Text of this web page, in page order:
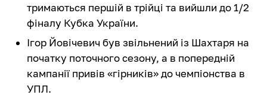
тримаються першій в трійці та вийшли до 1/2
фіналу Кубка України.
Ігор Йовічевич був звільнений із Шахтаря на
початку поточного сезону, а в попередній
кампанії привів «гірників» до чемпіонства в
УПЛ.